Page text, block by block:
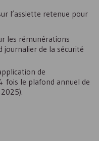
l’assiette retenue pour
les rémunérations
journalier de la sécurité
de
fois le plafond annuel de